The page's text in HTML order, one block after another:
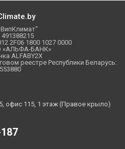
2F06 1800 1027 0000
«АЛЬФА-БАНК»
ALFABY2X
реестре Республики Беларусь:
553880
офис 115, 1 этаж (Правое крыло)